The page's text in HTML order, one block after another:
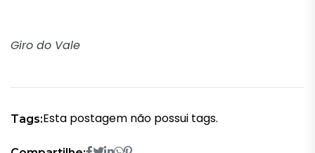
Giro do Vale
Tags:Esta postagem não possui tags.